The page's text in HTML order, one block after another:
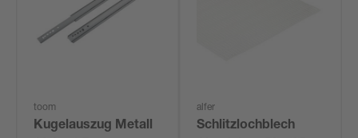
toom
Kugelauszug Metall
alfer
Schlitzlochblech